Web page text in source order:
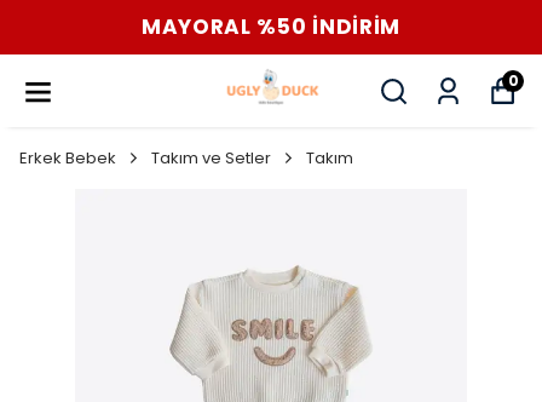
MAYORAL %50 İNDİRİM
0
Erkek Bebek Takım ve Setler Takım